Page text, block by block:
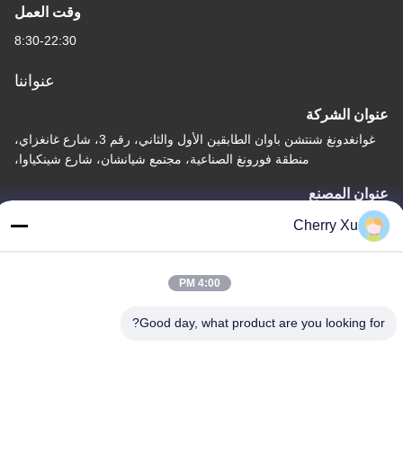
وقت العمل
8:30-22:30
عنواننا
عنوان الشركة
غوانغدونغ شنتشن باوان الطابقين الأول والثاني، رقم 3، شارع غانغزاي،
منطقة فورونغ الصناعية، مجتمع شيانشان، شارع شينكياوا،
عنوان المصنع
Cherry Xu
4:00 PM
Good day, what product are you looking for?